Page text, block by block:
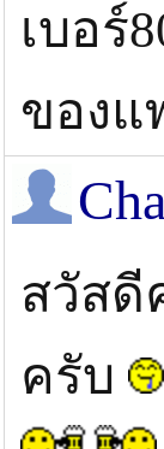
เบอร์
ของแ
สวัสดี
ครับ